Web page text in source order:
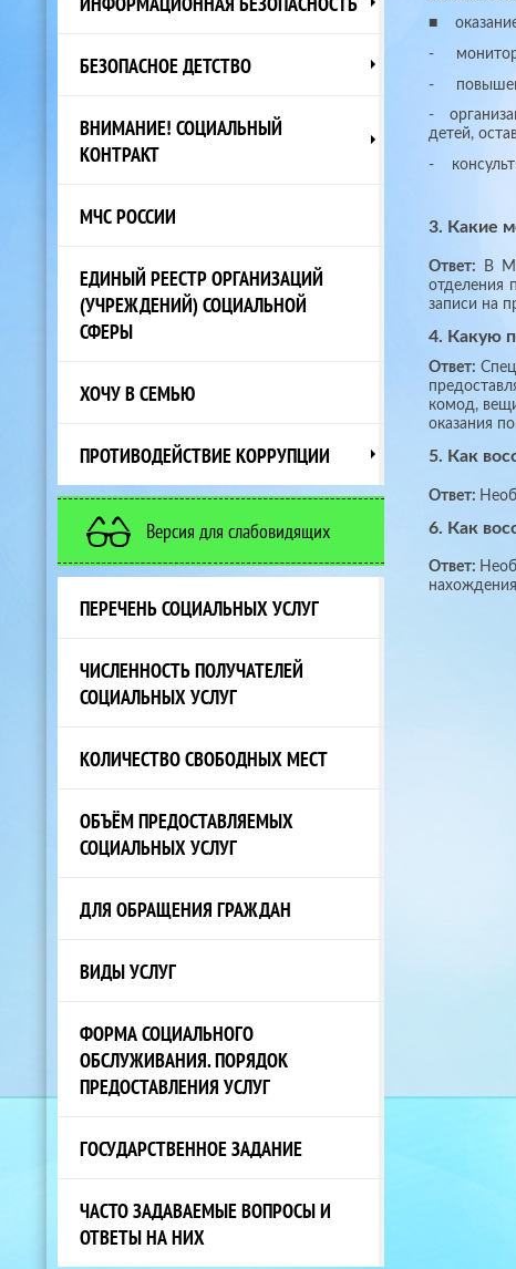
БЕЗОПАСНОЕ ДЕТСТВО
ВНИМАНИЕ! СОЦИАЛЬНЫЙ
КОНТРАКТ
МЧС РОССИИ
ЕДИНЫЙ РЕЕСТР ОРГАНИЗАЦИЙ
(УЧРЕЖДЕНИЙ) СОЦИАЛЬНОЙ
СФЕРЫ
ХОЧУ В СЕМЬЮ
ПРОТИВОДЕЙСТВИЕ КОРРУПЦИИ
Версия для слабовидящих
ПЕРЕЧЕНЬ СОЦИАЛЬНЫХ УСЛУГ
ЧИСЛЕННОСТЬ ПОЛУЧАТЕЛЕЙ
СОЦИАЛЬНЫХ УСЛУГ
КОЛИЧЕСТВО СВОБОДНЫХ МЕСТ
ОБЪЁМ ПРЕДОСТАВЛЯЕМЫХ
СОЦИАЛЬНЫХ УСЛУГ
ДЛЯ ОБРАЩЕНИЯ ГРАЖДАН
ВИДЫ УСЛУГ
ФОРМА СОЦИАЛЬНОГО
ОБСЛУЖИВАНИЯ. ПОРЯДОК
ПРЕДОСТАВЛЕНИЯ УСЛУГ
ГОСУДАРСТВЕННОЕ ЗАДАНИЕ
ЧАСТО ЗАДАВАЕМЫЕ ВОПРОСЫ И
ОТВЕТЫ НА НИХ
■
-
-
-
детей,
-
3. Какие
Ответ: В
отделения
записи на
4. Какую
Ответ:
комод,
оказания
5. Как
Ответ:
6. Как
Ответ: